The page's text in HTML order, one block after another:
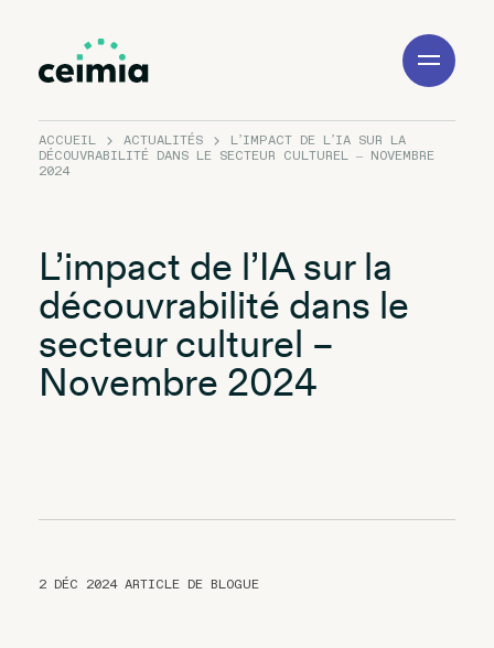
Toggle
Navigation
ACCUEIL ACTUALITÉS
L’IMPACT DE L’IA SUR LA
DÉCOUVRABILITÉ DANS LE SECTEUR CULTUREL – NOVEMBRE
2024
2 DÉC 2024 ARTICLE DE BLOGUE
L’impact de l’IA sur la
découvrabilité dans le
secteur culturel –
Novembre 2024